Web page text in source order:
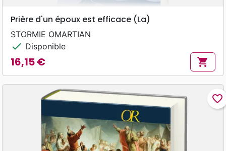
Prière d'un époux est efficace (La)
STORMIE OMARTIAN
check Disponible
Prix
16,15 € shopping_cart
favorite_border